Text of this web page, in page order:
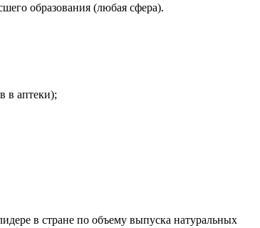
образования (любая сфера).
в аптеки);
в стране по объему выпуска натуральных